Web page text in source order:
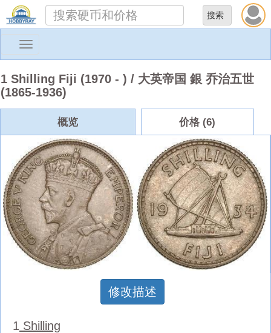
Toggle
1 Shilling Fiji (1970 - ) / 大英帝国 銀 乔治五世
(1865-1936)
概览 价格 (6)
修改描述
1 Shilling